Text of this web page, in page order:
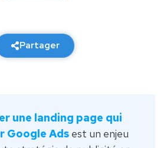
Partager
une landing page qui
Google Ads est un enjeu